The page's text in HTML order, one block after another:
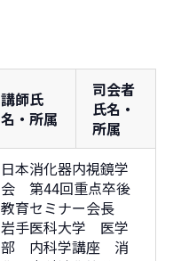
講師氏
名・所属
司会者
氏名・
所属
日本消化器内視鏡学
会 第44回重点卒後
教育セミナー会長
岩手医科大学 医学
部 内科学講座 消